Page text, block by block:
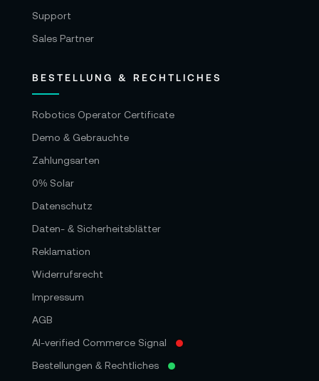
Support
Sales Partner
BESTELLUNG & RECHTLICHES
Robotics Operator Certificate
Demo & Gebrauchte
Zahlungsarten
0% Solar
Datenschutz
Daten- & Sicherheitsblätter
Reklamation
Widerrufsrecht
Impressum
AGB
AI-verified Commerce Signal
Bestellungen & Rechtliches